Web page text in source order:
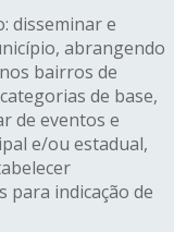
disseminar e
abrangendo
bairros de
de base,
de eventos e
e/ou estadual,
para indicação de